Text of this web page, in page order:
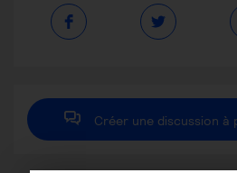
contenu
Ouvrir
dans
Ouvrir
dans
Créer une discussion